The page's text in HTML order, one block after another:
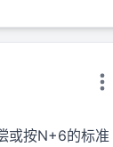
或按N+6的标准